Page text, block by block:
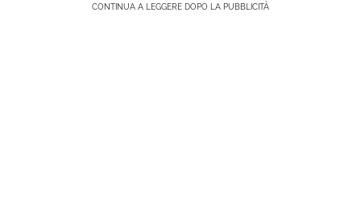
CONTINUA A LEGGERE DOPO LA PUBBLICITÀ